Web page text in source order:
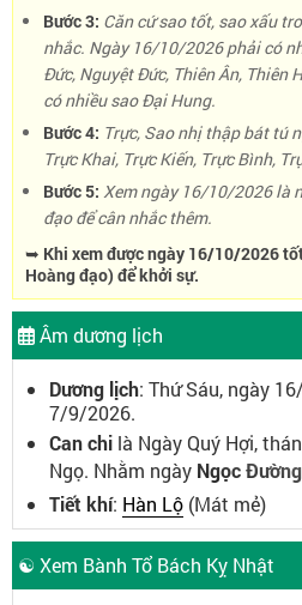
Bước 3: Căn cứ sao tốt, sao xấu
nhắc. Ngày 16/10/2026 phải có
Đức, Nguyệt Đức, Thiên Ân, Thiên
có nhiều sao Đại Hung.
Bước 4: Trực, Sao nhị thập bát tú
Trực Khai, Trực Kiến, Trực Bình,
Bước 5: Xem ngày 16/10/2026 là
đạo để cân nhắc thêm.
➥ Khi xem được ngày 16/10/2026
Hoàng đạo) để khởi sự.
Âm dương lịch
Dương lịch: Thứ Sáu, ngày
7/9/2026.
Can chi là Ngày Quý Hợi,
Ngọ. Nhằm ngày Ngọc
Tiết khí: Hàn Lộ (Mát mẻ)
☯ Xem Bành Tổ Bách Kỵ Nhật